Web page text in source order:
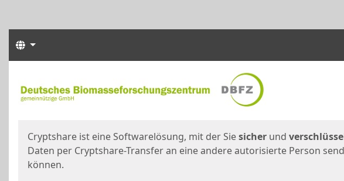
Sprachen
Cryptshare ist eine Softwarelösung, mit der Siesicher und
Daten per Cryptshare-Transfer an eine andere autorisierte Person
können.